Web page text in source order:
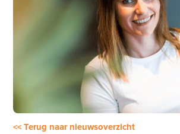
<< Terug naar nieuwsoverzicht